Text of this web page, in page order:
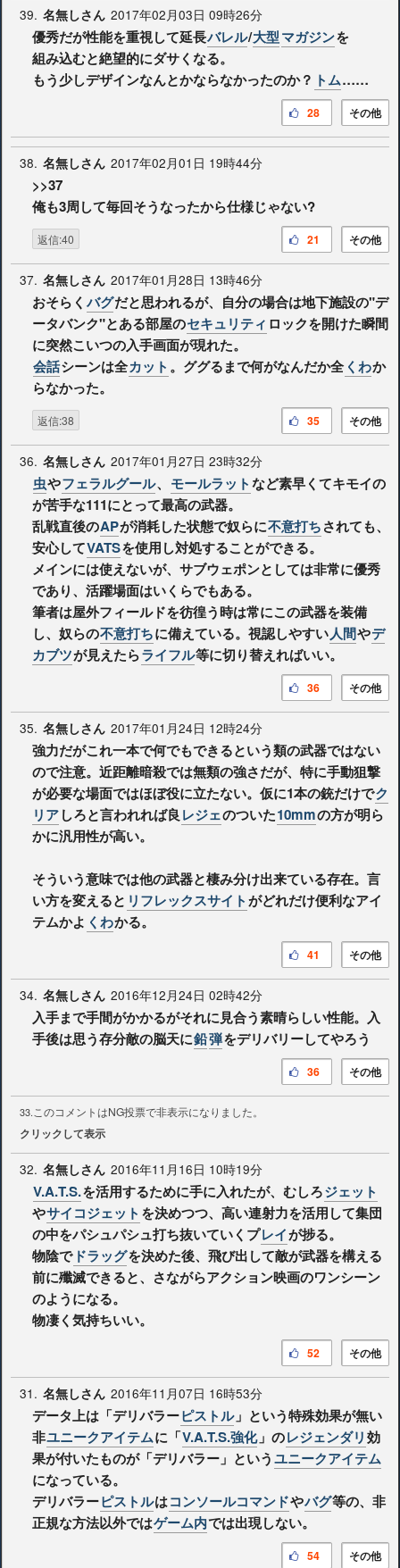
39. 名無しさん 2017年02月03日 09時26分
優秀だが性能を重視して延長バレル/大型マガジンを
組み込むと絶望的にダサくなる。
もう少しデザインなんとかならなかったのか？ トム……
その他
28
38. 名無しさん 2017年02月01日 19時44分
>>37
俺も3周して毎回そうなったから仕様じゃない?
返信:40 その他
21
37. 名無しさん 2017年01月28日 13時46分
おそらく バグだと思われるが、自分の場合は地下施設の"デ
ータバンク"とある部屋のセキュリティ ロックを開けた瞬間
に突然こいつの入手画面が現れた。
会話シーンは全カット 。ググるまで何がなんだか全 くわか
らなかった。
返信:38 その他
35
36. 名無しさん 2017年01月27日 23時32分
虫やフェラルグール、 モールラットなど素早くてキモイの
が苦手な111にとって最高の武器。
乱戦直後のAPが消耗した状態で奴らに不意打ちされても、
安心してVATSを使用し対処することができる。
メインには使えないが、サブウェポンとしては非常に優秀
であり、活躍場面はいくらでもある。
筆者は屋外フィールドを彷徨う時は常にこの武器を装備
し、奴らの不意打ちに備えている。視認しやすい人間やデ
カブツが見えたらライフル等に切り替えればいい。
その他
36
35. 名無しさん 2017年01月24日 12時24分
強力だがこれ一本で何でもできるという類の武器ではない
ので注意。近距離暗殺では無類の強さだが、特に手動狙撃
が必要な場面ではほぼ役に立たない。仮に1本の銃だけでク
リアしろと言われれば良 レジェのついた10mmの方が明ら
かに汎用性が高い。
そういう意味では他の武器と棲み分け出来ている存在。言
い方を変えると リフレックスサイトがどれだけ便利なアイ
テムかよ くわかる。
その他
41
34. 名無しさん 2016年12月24日 02時42分
入手まで手間がかかるがそれに見合う素晴らしい性能。入
手後は思う存分敵の脳天に鉛弾をデリバリーしてやろう
その他
36
33. このコメントはNG投票で非表示になりました。
クリックして表示
32. 名無しさん 2016年11月16日 10時19分
V.A.T.S.を活用するために手に入れたが、むしろジェット
やサイコジェット を決めつつ、高い連射力を活用して集団
の中をパシュパシュ打ち抜いていくプレイが捗る。
物陰で ドラッグを決めた後、飛び出して敵が武器を構える
前に殲滅できると、さながらアクション映画のワンシーン
のようになる。
物凄く気持ちいい。
その他
52
31. 名無しさん 2016年11月07日 16時53分
データ上は「デリバラーピストル 」という特殊効果が無い
非ユニークアイテムに「V.A.T.S.強化 」のレジェンダリ効
果が付いたものが「デリバラー」というユニークアイテム
になっている。
デリバラーピストルはコンソールコマンドやバグ等の、非
正規な方法以外ではゲーム内では出現しない。
その他
54